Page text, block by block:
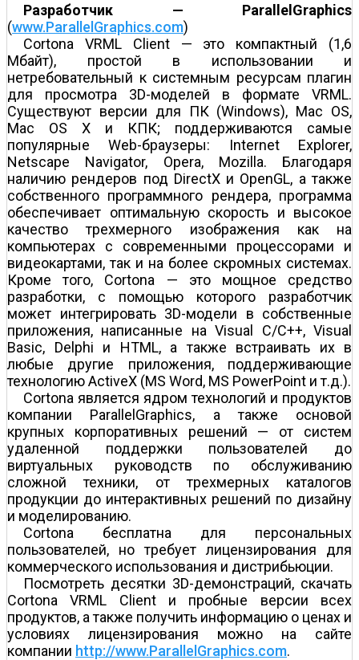
Разработчик — ParallelGraphics
(www.ParallelGraphics.com)
Cortona VRML Client — это компактный (1,6
Мбайт), простой в использовании и
нетребовательный к системным ресурсам плагин
для просмотра 3D-моделей в формате VRML.
Существуют версии для ПК (Windows), Mac OS,
Mac OS X и КПК; поддерживаются самые
популярные Web-браузеры: Internet Explorer,
Netscape Navigator, Opera, Mozilla. Благодаря
наличию рендеров под DirectX и OpenGL, а также
собственного программного рендера, программа
обеспечивает оптимальную скорость и высокое
качество трехмерного изображения как на
компьютерах с современными процессорами и
видеокартами, так и на более скромных системах.
Кроме того, Cortona — это мощное средство
разработки, с помощью которого разработчик
может интегрировать 3D-модели в собственные
приложения, написанные на Visual C/C++, Visual
Basic, Delphi и HTML, а также встраивать их в
любые другие приложения, поддерживающие
технологию ActiveX (MS Word, MS PowerPoint и т.д.).
Cortona является ядром технологий и продуктов
компании ParallelGraphics, а также основой
крупных корпоративных решений — от систем
удаленной поддержки пользователей до
виртуальных руководств по обслуживанию
сложной техники, от трехмерных каталогов
продукции до интерактивных решений по дизайну
и моделированию.
Cortona бесплатна для персональных
пользователей, но требует лицензирования для
коммерческого использования и дистрибьюции.
Посмотреть десятки 3D-демонстраций, скачать
Cortona VRML Client и пробные версии всех
продуктов, а также получить информацию о ценах и
условиях лицензирования можно на сайте
компании http://www.ParallelGraphics.com.